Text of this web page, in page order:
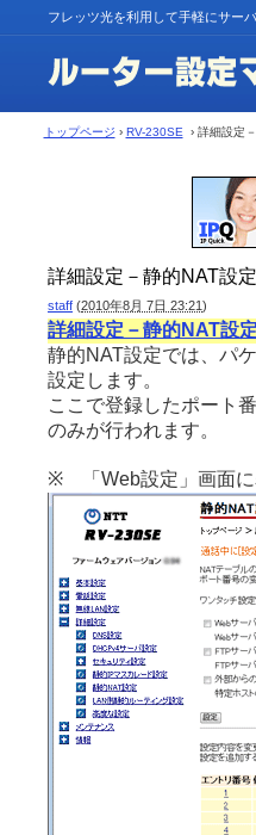
フレッツ光を利用して手軽にサー
トップページ › RV-230SE › 詳細設定
詳細設定－静的NAT設定
staff (2010年8月 7日 23:21)
詳細設定－静的NAT設定
静的NAT設定では、パ
設定します。
ここで登録したポート
のみが行われます。
※ 「Web設定」画面に